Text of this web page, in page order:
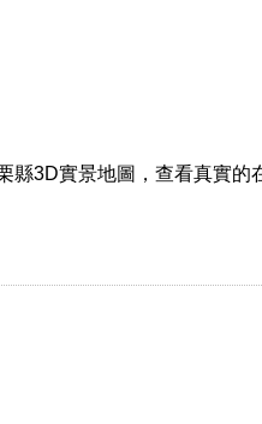
縣3D實景地圖，查看真實的